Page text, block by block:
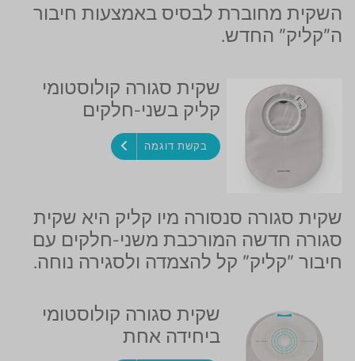
השקית מחוברת לבסיס באמצעות חיבור
ה"קליק" החדש.
שקית סגורה קולוסטומי
קליק בשני-חלקים
בקשת דוגמה
שקית סגורה סנסורה מיו קליק היא שקית
סגורה חדשה המורכבת משני-חלקים עם
חיבור "קליק" קל להצמדה ולסגירה נוחה.
שקית סגורה קולוסטומי
ביחידה אחת